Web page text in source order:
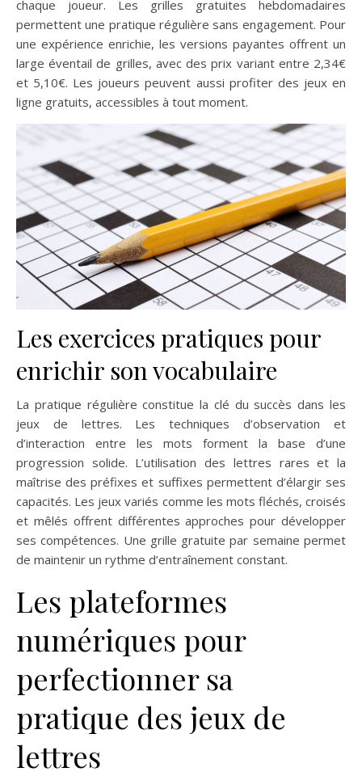
chaque joueur. Les grilles gratuites hebdomadaires
permettent une pratique régulière sans engagement. Pour
une expérience enrichie, les versions payantes offrent un
large éventail de grilles, avec des prix variant entre 2,34€
et 5,10€. Les joueurs peuvent aussi profiter des jeux en
ligne gratuits, accessibles à tout moment.
Les exercices pratiques pour
enrichir son vocabulaire
La pratique régulière constitue la clé du succès dans les
jeux de lettres. Les techniques d’observation et
d’interaction entre les mots forment la base d’une
progression solide. L’utilisation des lettres rares et la
maîtrise des préfixes et suffixes permettent d’élargir ses
capacités. Les jeux variés comme les mots fléchés, croisés
et mêlés offrent différentes approches pour développer
ses compétences. Une grille gratuite par semaine permet
de maintenir un rythme d’entraînement constant.
Les plateformes
numériques pour
perfectionner sa
pratique des jeux de
lettres